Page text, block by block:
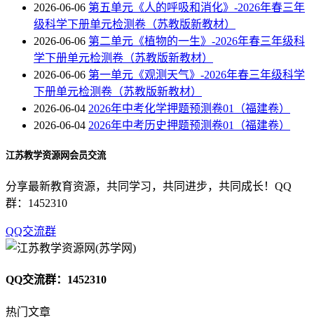
2026-06-06 第五单元《人的呼吸和消化》-2026年春三年
级科学下册单元检测卷（苏教版新教材）
2026-06-06 第二单元《植物的一生》-2026年春三年级科
学下册单元检测卷（苏教版新教材）
2026-06-06 第一单元《观测天气》-2026年春三年级科学
下册单元检测卷（苏教版新教材）
2026-06-04 2026年中考化学押题预测卷01（福建卷）
2026-06-04 2026年中考历史押题预测卷01（福建卷）
江苏教学资源网会员交流
分享最新教育资源，共同学习，共同进步，共同成长！QQ
群：1452310
QQ交流群
QQ交流群：1452310
热门文章